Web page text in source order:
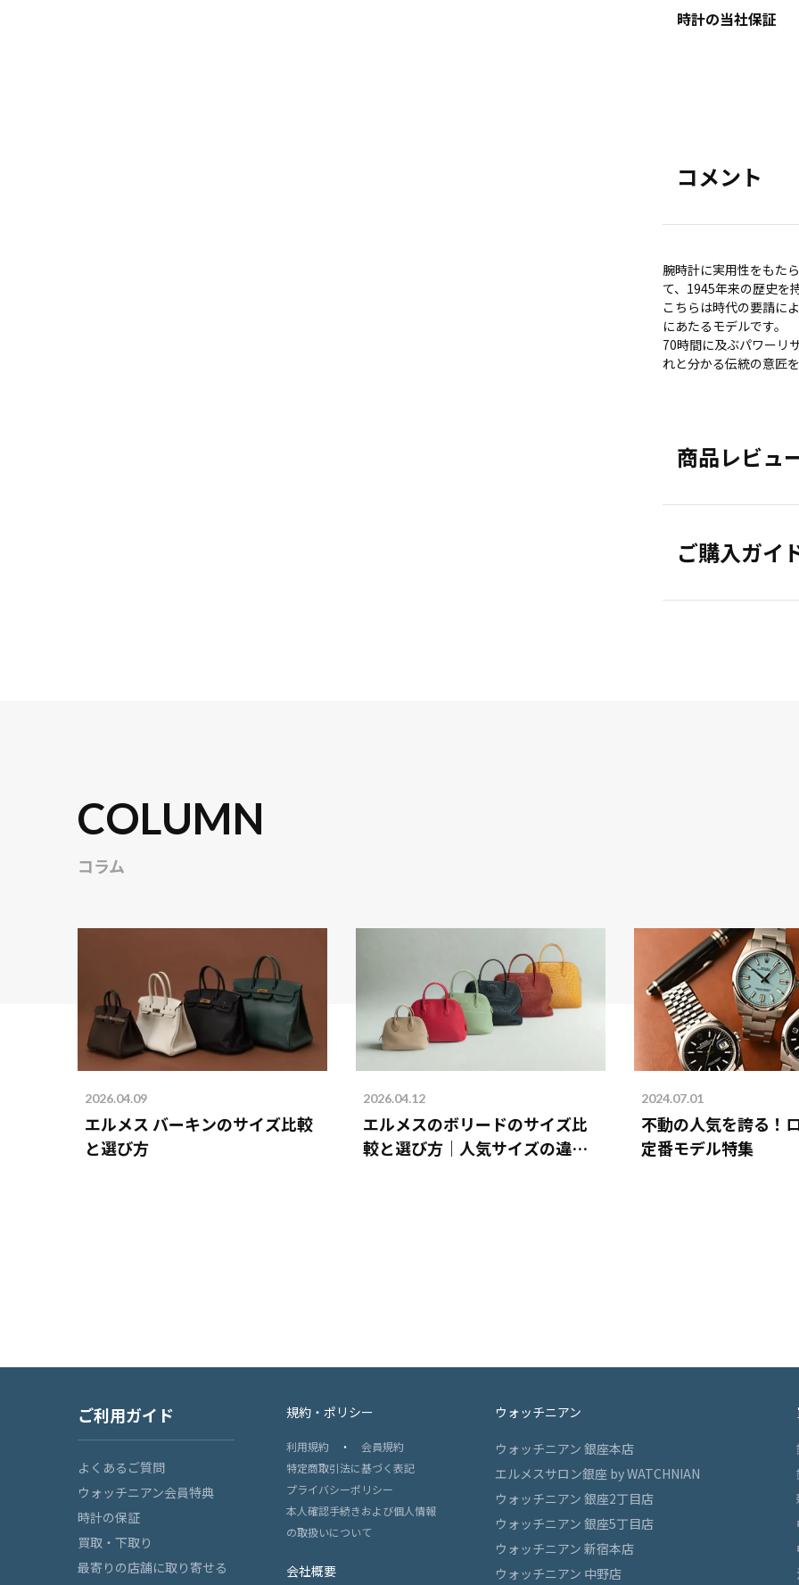
時計の当社保証
コメント
腕時計に実用性をもた
て、1945年来の歴史を
こちらは時代の要請に
にあたるモデルです。
70時間に及ぶパワーリ
れと分かる伝統の意匠
商品レビュ
ご購入ガイ
COLUMN
コラム
2026.04.09
エルメス バーキンのサイズ比較
と選び方
2026.04.12
エルメスのボリードのサイズ比
較と選び方｜人気サイズの違い
2024.07.01
不動の人気を誇る！
定番モデル特集
ご利用ガイド
よくあるご質問
ウォッチニアン会員特典
時計の保証
買取・下取り
最寄りの店舗に取り寄せる
規約・ポリシー
利用規約 ・ 会員規約
特定商取引法に基づく表記
プライバシーポリシー
本人確認手続きおよび個人情報
の取扱いについて
会社概要
ウォッチニアン
ウォッチニアン 銀座本店
エルメスサロン銀座 by WATCHNIAN
ウォッチニアン 銀座2丁目店
ウォッチニアン 銀座5丁目店
ウォッチニアン 新宿本店
ウォッチニアン 中野店